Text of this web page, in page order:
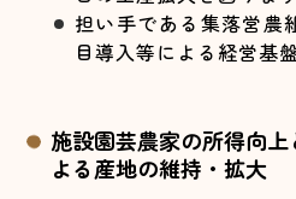
担い手である集落営農
目導入等による経営基
施設園芸農家の所得向
よる産地の維持・拡大